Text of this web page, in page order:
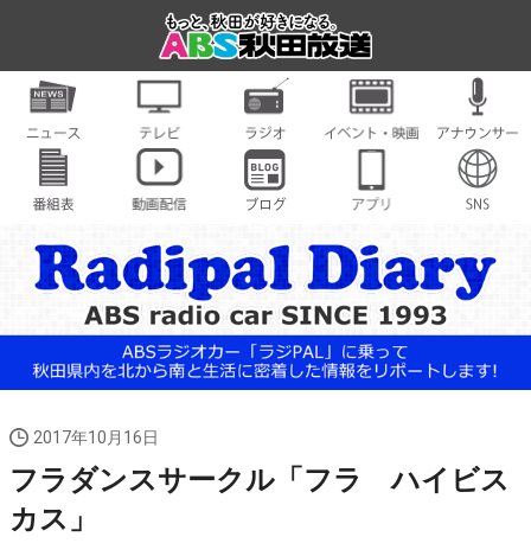
2017年10月16日
フラダンスサークル「フラ ハイビス
カス」